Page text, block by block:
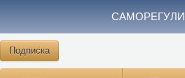
Подписка